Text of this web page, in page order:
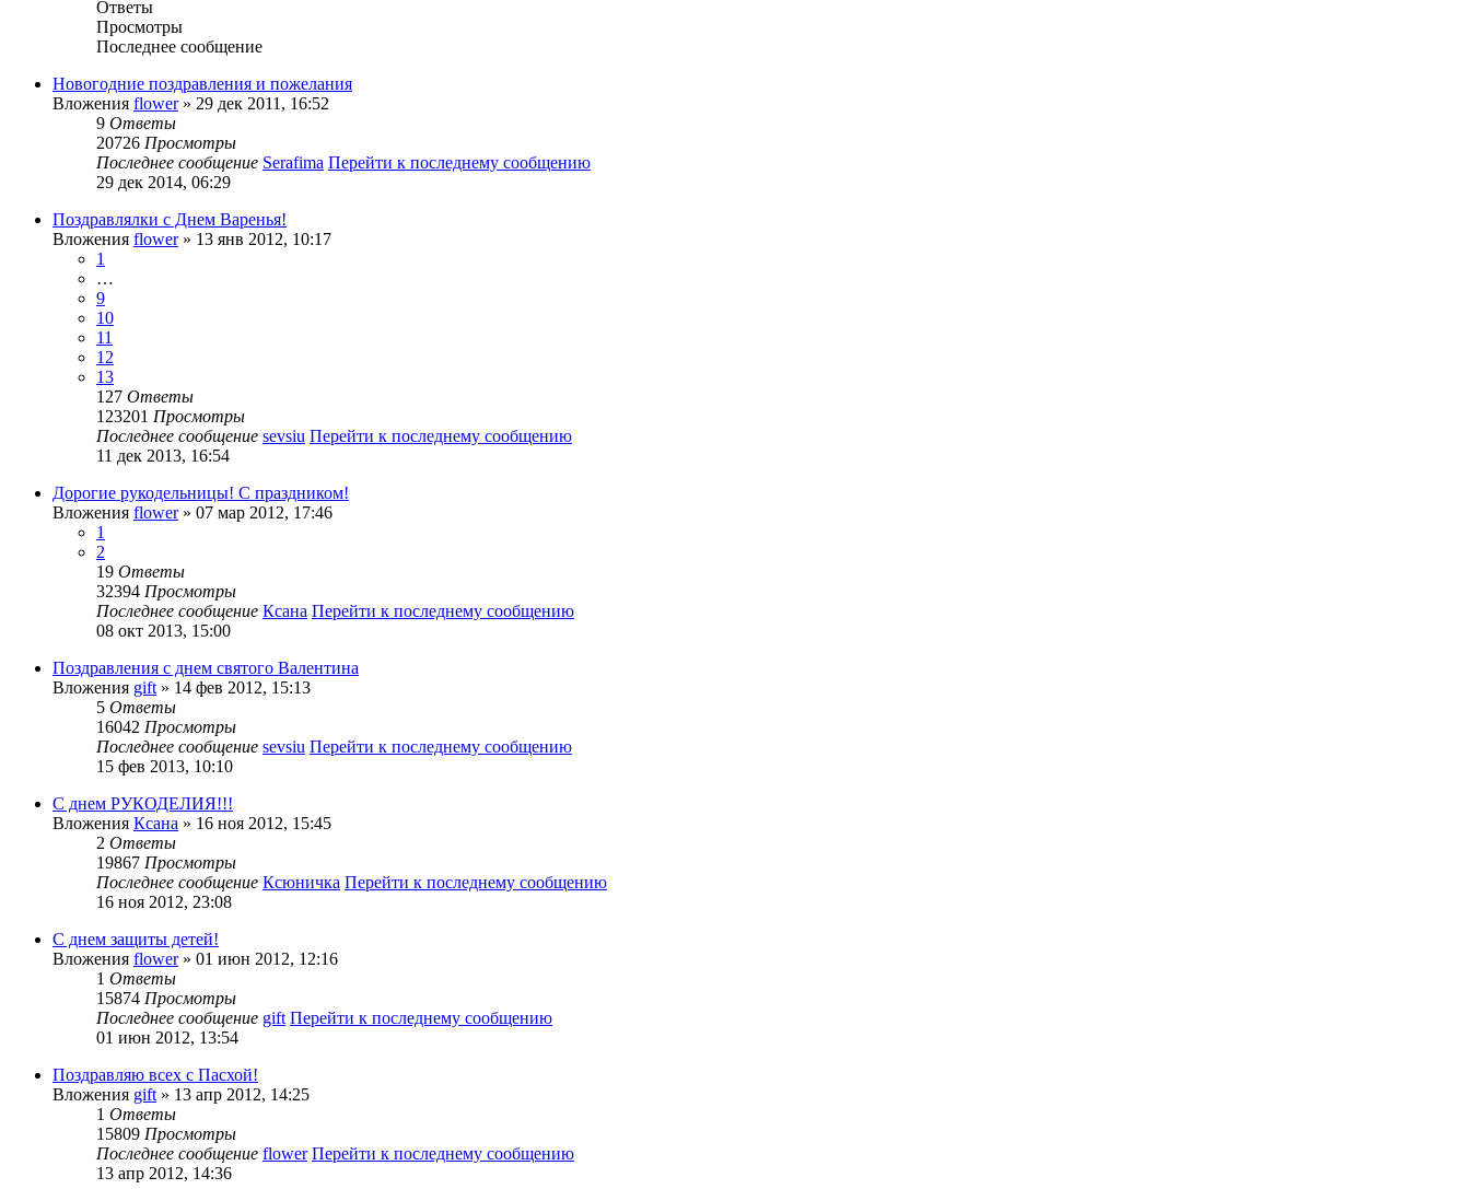
Ответы
Просмотры
Последнее сообщение
Новогодние поздравления и пожелания
Вложения flower» 29 дек 2011, 16:52
9 Ответы
20726 Просмотры
Последнее сообщение Serafima Перейти к последнему сообщению
29 дек 2014, 06:29
Поздравлялки с Днем Варенья!
Вложения flower» 13 янв 2012, 10:17
1
…
9
10
11
12
13
127 Ответы
123201 Просмотры
Последнее сообщение sevsiu Перейти к последнему сообщению
11 дек 2013, 16:54
Дорогие рукодельницы! С праздником!
Вложения flower» 07 мар 2012, 17:46
1
2
19 Ответы
32394 Просмотры
Последнее сообщение Ксана Перейти к последнему сообщению
08 окт 2013, 15:00
Поздравления с днем святого Валентина
Вложения gift » 14 фев 2012, 15:13
5 Ответы
16042 Просмотры
Последнее сообщение sevsiu Перейти к последнему сообщению
15 фев 2013, 10:10
С днем РУКОДЕЛИЯ!!!
Вложения Ксана » 16 ноя 2012, 15:45
2 Ответы
19867 Просмотры
Последнее сообщение Ксюничка Перейти к последнему сообщению
16 ноя 2012, 23:08
С днем защиты детей!
Вложения flower» 01 июн 2012, 12:16
1 Ответы
15874 Просмотры
Последнее сообщение gift Перейти к последнему сообщению
01 июн 2012, 13:54
Поздравляю всех с Пасхой!
Вложения gift » 13 апр 2012, 14:25
1 Ответы
15809 Просмотры
Последнее сообщение flower Перейти к последнему сообщению
13 апр 2012, 14:36